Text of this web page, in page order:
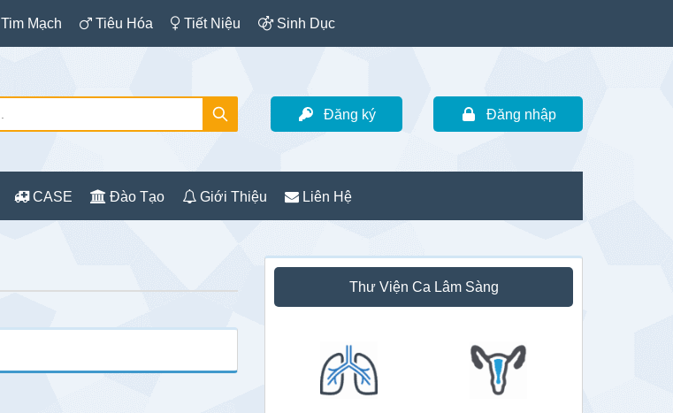
Tim Mạch Tiêu Hóa Tiết Niệu Sinh Dục
Đăng ký Đăng nhập
CASE Đào Tạo Giới Thiệu Liên Hệ
Sidebar
chính
Thư Viện Ca Lâm Sàng